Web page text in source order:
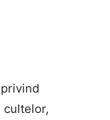
cultelor,